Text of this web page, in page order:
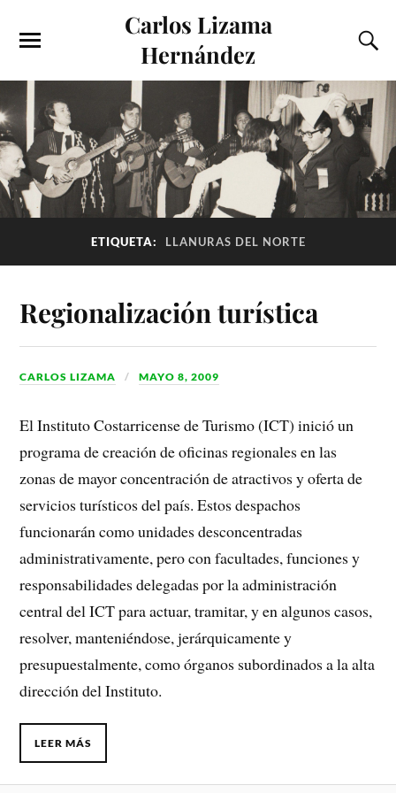
Carlos Lizama
Hernández
ETIQUETA: LLANURAS DEL NORTE
Regionalización turística
CARLOS LIZAMA MAYO 8, 2009
El Instituto Costarricense de Turismo (ICT) inició un
programa de creación de oficinas regionales en las
zonas de mayor concentración de atractivos y oferta de
servicios turísticos del país. Estos despachos
funcionarán como unidades desconcentradas
administrativamente, pero con facultades, funciones y
responsabilidades delegadas por la administración
central del ICT para actuar, tramitar, y en algunos casos,
resolver, manteniéndose, jerárquicamente y
presupuestalmente, como órganos subordinados a la alta
dirección del Instituto.
LEER MÁS